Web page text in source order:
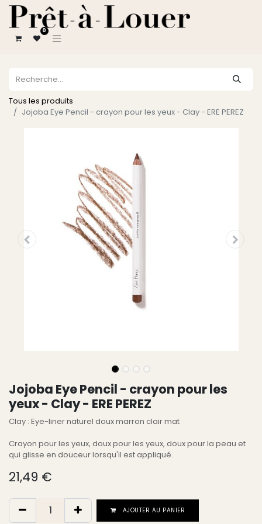
0
Tous les produits
Jojoba Eye Pencil - crayon pour les yeux - Clay - ERE PEREZ
Jojoba Eye Pencil - crayon pour les
yeux - Clay - ERE PEREZ
Clay : Eye-liner naturel doux marron clair mat
Crayon pour les yeux, doux pour les yeux, doux pour la peau et
qui glisse en douceur lorsqu'il est appliqué.
21,49 €
AJOUTER AU PANIER